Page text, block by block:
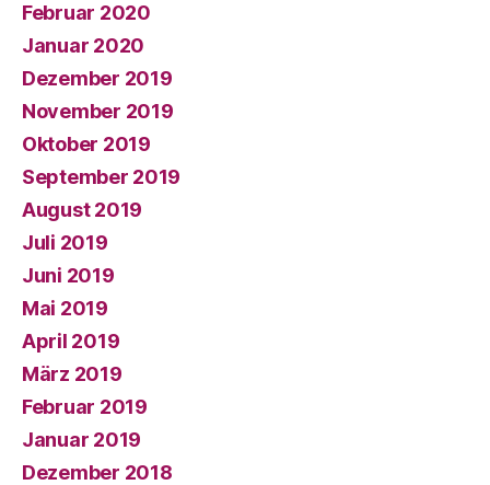
Februar 2020
Januar 2020
Dezember 2019
November 2019
Oktober 2019
September 2019
August 2019
Juli 2019
Juni 2019
Mai 2019
April 2019
März 2019
Februar 2019
Januar 2019
Dezember 2018